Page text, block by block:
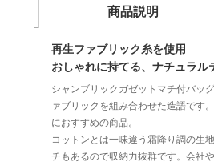
商品説明
再生ファブリック糸を使用
おしゃれに持てる、ナチュラル
シャンブリックガゼットマチ付バッ
ァブリックを組み合わせた造語です
におすすめの商品。
コットンとは一味違う霜降り調の生
チもあるので収納力抜群です。会社